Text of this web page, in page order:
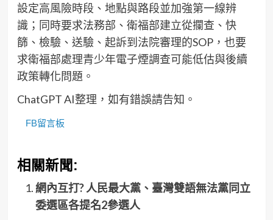
設定高風險時段、地點與路段並加強第一線辨
識；同時要求法務部、衛福部建立從攔查、快
篩、檢驗、送驗、起訴到法院審理的SOP，也要
求衛福部處理青少年電子煙調查可能低估與後續
政策轉化問題。
ChatGPT AI整理，如有錯誤請告知。
FB留言板
相關新聞:
網內互打? 人民最大黨、臺灣雙語無法黨同立
委選區各提名2參選人